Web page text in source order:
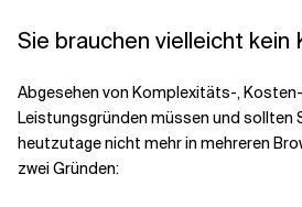
Sie brauchen vielleicht kein
Abgesehen von Komplexitäts-,
Leistungsgründen müssen und sollten
heutzutage nicht mehr in mehreren
zwei Gründen: